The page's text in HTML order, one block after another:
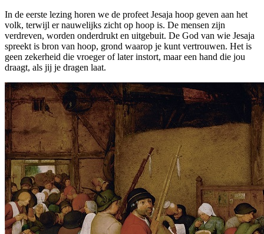
In de eerste lezing horen we de profeet Jesaja hoop geven aan het
volk, terwijl er nauwelijks zicht op hoop is. De mensen zijn
verdreven, worden onderdrukt en uitgebuit. De God van wie Jesaja
spreekt is bron van hoop, grond waarop je kunt vertrouwen. Het is
geen zekerheid die vroeger of later instort, maar een hand die jou
draagt, als jij je dragen laat.